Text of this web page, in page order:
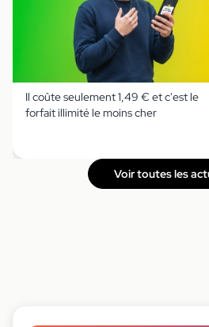
Il coûte seulement 1,49 € et c'est le
forfait illimité le moins cher
Voir toutes les